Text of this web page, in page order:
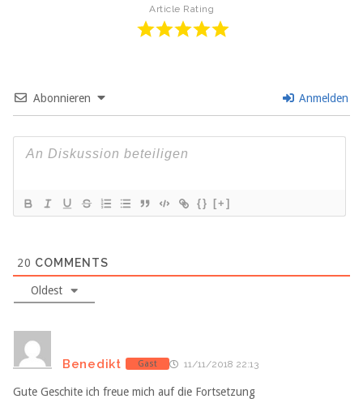
Article Rating
Abonnieren Anmelden
{} [+]
20 COMMENTS
Oldest
Benedikt Gast 11/11/2018 22:13
Gute Geschite ich freue mich auf die Fortsetzung